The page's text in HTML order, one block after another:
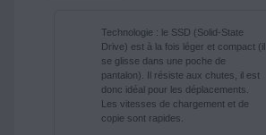
Technologie : le SSD (Solid-State
Drive) est à la fois léger et compact (il
se glisse dans une poche de
pantalon). Il résiste aux chutes, il est
donc idéal pour les déplacements.
Les vitesses de chargement et de
copie sont rapides.